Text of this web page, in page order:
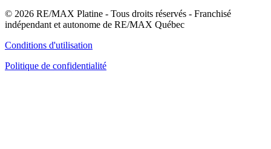
© 2026 RE/MAX Platine - Tous droits réservés - Franchisé
indépendant et autonome de RE/MAX Québec
Conditions d'utilisation
Politique de confidentialité